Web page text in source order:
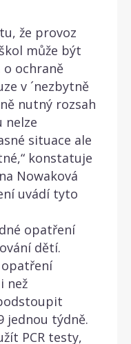
že provoz
může být
o ochraně
v ´nezbytně
nutný rozsah
nelze
situace ale
konstatuje
Nowaková
uvádí tyto
opatření
dětí.
než
jednou týdně.
PCR testy,